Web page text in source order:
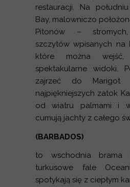
restauracji. Na
Bay, malowniczo
Pitonów – stromych,
szczytów wpisanych na
które można
spektakularne widoki.
zajrzeć do Marigot
najpiękniejszych zatok
od wiatru palmami i
cumują jachty z całego
(BARBADOS)
to wschodnia brama
turkusowe fale
spotykają się z ciepłym